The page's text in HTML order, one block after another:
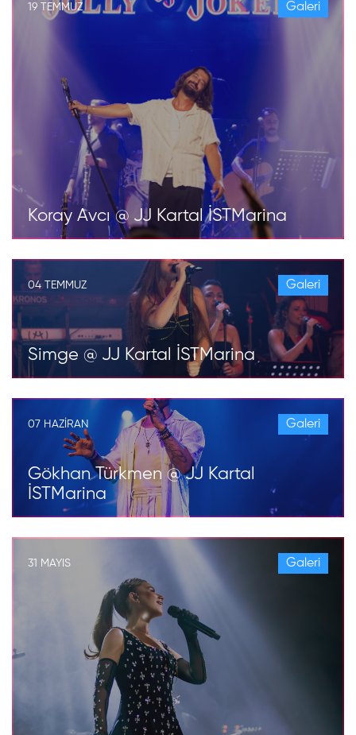
19 TEMMUZ Galeri
Koray Avcı @ JJ Kartal İSTMarina
04 TEMMUZ Galeri
Simge @ JJ Kartal İSTMarina
07 HAZIRAN Galeri
Gökhan Türkmen @ JJ Kartal
İSTMarina
31 MAYIS Galeri